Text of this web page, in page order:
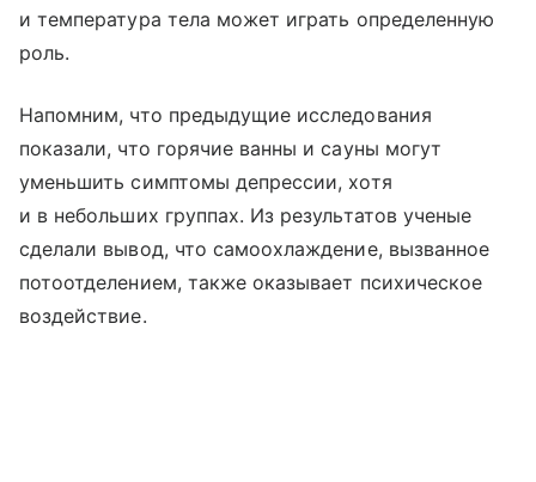
и температура тела может играть определенную
роль.
Напомним, что предыдущие исследования
показали, что горячие ванны и сауны могут
уменьшить симптомы депрессии, хотя
и в небольших группах. Из результатов ученые
сделали вывод, что самоохлаждение, вызванное
потоотделением, также оказывает психическое
воздействие.